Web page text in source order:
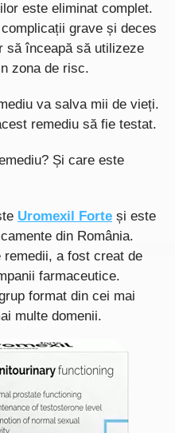
este eliminat complet.
grave și deces
să înceapă să utilizeze
zona de risc.
va salva mii de vieți.
remediu să fie testat.
Și care este
Uromexil Forte și este
din România.
remedii, a fost creat de
farmaceutice.
format din cei mai
multe domenii.